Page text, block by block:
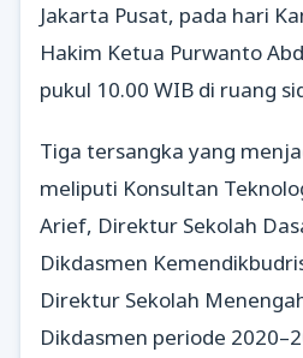
Jakarta Pusat, pada hari
Hakim Ketua Purwanto
pukul 10.00 WIB di ruang
Tiga tersangka yang
meliputi Konsultan
Arief, Direktur Sekolah
Dikdasmen
Direktur Sekolah
Dikdasmen periode